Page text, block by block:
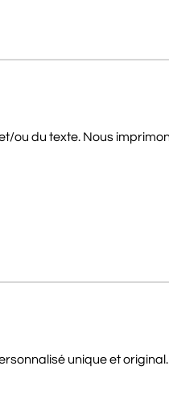
ou du texte. Nous
unique et original.